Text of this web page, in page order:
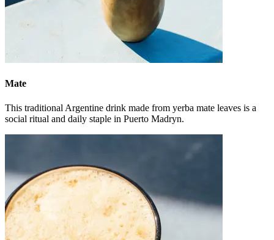
Mate
This traditional Argentine drink made from yerba mate leaves is a
social ritual and daily staple in Puerto Madryn.